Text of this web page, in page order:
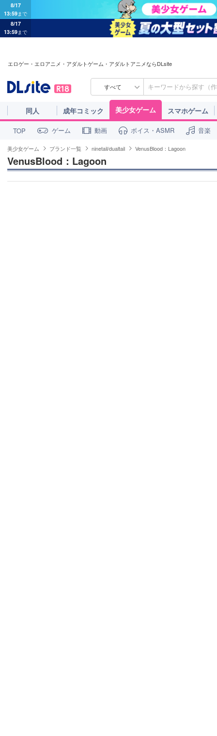
8/17
13:59まで
8/17
13:59まで
エロゲー・エロアニメ・アダルトゲーム・アダルトアニメならDLsite
すべて
同人 成年コミック 美少女ゲーム スマホゲーム
TOP ゲーム 動画 ボイス・ASMR 音楽
美少女ゲーム ブランド一覧 ninetail/dualtail VenusBlood：Lagoon
VenusBlood：Lagoon